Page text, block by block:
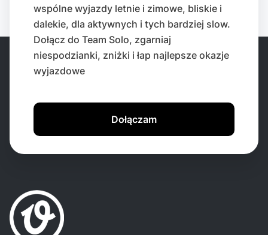
wspólne wyjazdy letnie i zimowe, bliskie i
dalekie, dla aktywnych i tych bardziej slow.
Dołącz do Team Solo, zgarniaj
niespodzianki, zniżki i łap najlepsze okazje
wyjazdowe
Dołączam